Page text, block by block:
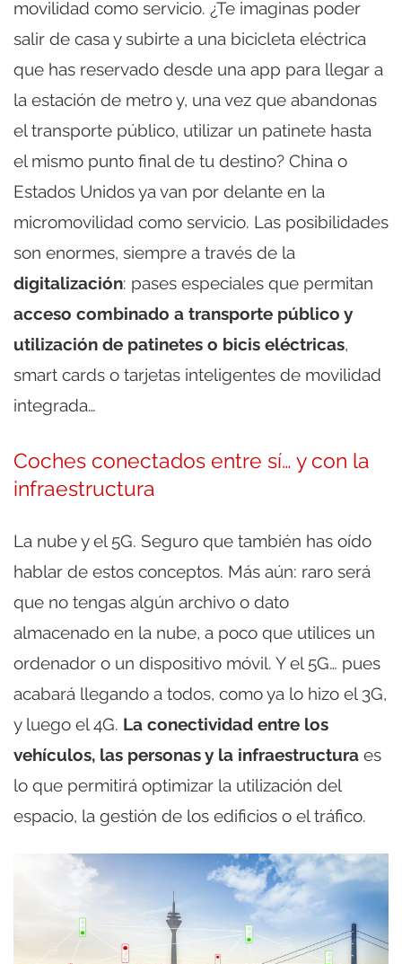
movilidad como servicio. ¿Te imaginas poder
salir de casa y subirte a una bicicleta eléctrica
que has reservado desde una app para llegar a
la estación de metro y, una vez que abandonas
el transporte público, utilizar un patinete hasta
el mismo punto final de tu destino? China o
Estados Unidos ya van por delante en la
micromovilidad como servicio. Las posibilidades
son enormes, siempre a través de la
digitalización: pases especiales que permitan
acceso combinado a transporte público y
utilización de patinetes o bicis eléctricas,
smart cards o tarjetas inteligentes de movilidad
integrada…
Coches conectados entre sí… y con la
infraestructura
La nube y el 5G. Seguro que también has oído
hablar de estos conceptos. Más aún: raro será
que no tengas algún archivo o dato
almacenado en la nube, a poco que utilices un
ordenador o un dispositivo móvil. Y el 5G… pues
acabará llegando a todos, como ya lo hizo el 3G,
y luego el 4G. La conectividad entre los
vehículos, las personas y la infraestructura es
lo que permitirá optimizar la utilización del
espacio, la gestión de los edificios o el tráfico.